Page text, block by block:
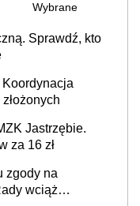
Wybrane
Sprawdź, kto
Koordynacja
Jastrzębie.
za 16 zł
zgody na
wciąż